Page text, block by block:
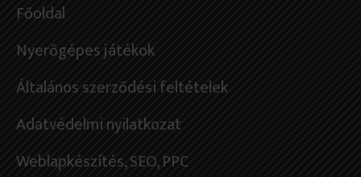
Főoldal
Nyerőgépes játékok
Általános szerződési feltételek
Adatvédelmi nyilatkozat
Weblapkészítés, SEO, PPC